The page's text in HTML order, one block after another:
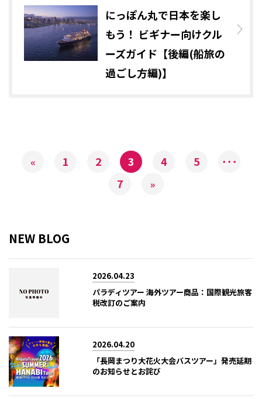
にっぽん丸で日本を楽し
もう！ ビギナー向けクル
ーズガイド【後編(船旅の
過ごし方編)】
« 1 2 3 4 5
･･･
7
»
NEW BLOG
2026.04.23
パラディツアー 海外ツアー商品：国際観光旅客
税改訂のご案内
2026.04.20
「長岡まつり大花火大会バスツアー」発売延期
のお知らせとお詫び